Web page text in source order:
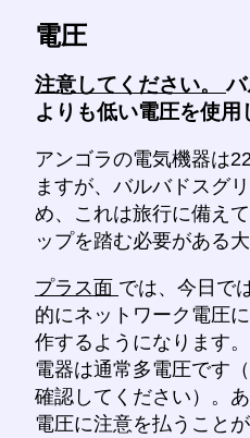
電圧
注意してください。
よりも低い電圧を使用
アンゴラの電気機器は
ますが、バルバドスグ
め、これは旅行に備え
ップを踏む必要がある
プラス面 では、今日で
的にネットワーク電圧
作するようになります
電器は通常多電圧です
確認してください）。
電圧に注意を払うことが